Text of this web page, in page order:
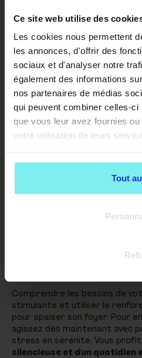
Ce site web utilise des
Les cookies nous permettent
les annonces, d'offrir des
sociaux et d'analyser notre
également des informations
nos partenaires de médias
qui peuvent combiner celles-
que vous leur avez fournies
votre utilisation de leurs
Tout
Situation Signe
Aboiement
soudain /
douleur
brutal de
Aboiement
obsessionnel /
anxiété
Détresse
la solitude
Apprentissage
Manque
toute douleur physique avec
Comprendre les besoins de
stimulante et utiliser le
pour apaiser son foyer. Pour
agissez dès maintenant avec
stress en sérénité. Vous
silencieuse et d'un quotidien